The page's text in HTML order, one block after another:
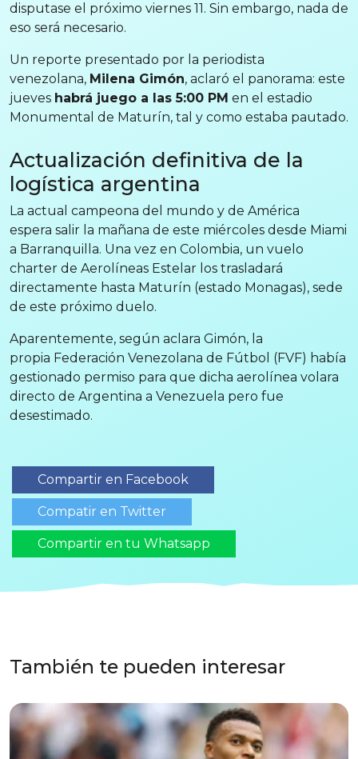
disputase el próximo viernes 11. Sin embargo, nada de
eso será necesario.
Un reporte presentado por la periodista
venezolana, Milena Gimón, aclaró el panorama: este
jueves habrá juego a las 5:00 PM en el estadio
Monumental de Maturín, tal y como estaba pautado.
Actualización definitiva de la
logística argentina
La actual campeona del mundo y de América
espera salir la mañana de este miércoles desde Miami
a Barranquilla. Una vez en Colombia, un vuelo
charter de Aerolíneas Estelar los trasladará
directamente hasta Maturín (estado Monagas), sede
de este próximo duelo.
Aparentemente, según aclara Gimón, la
propia Federación Venezolana de Fútbol (FVF) había
gestionado permiso para que dicha aerolínea volara
directo de Argentina a Venezuela pero fue
desestimado.
Compartir en Facebook
Compatir en Twitter
Compartir en tu Whatsapp
También te pueden interesar